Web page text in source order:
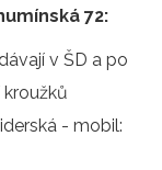
72:
v ŠD a po
- mobil: